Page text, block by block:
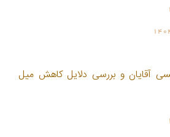
آقایان و بررسی دلایل کاهش میل